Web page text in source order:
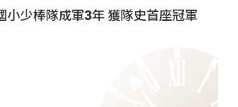
小少棒隊成軍3年 獲隊史首座冠軍